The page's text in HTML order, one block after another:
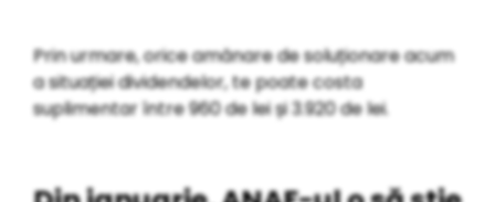
Prin urmare, orice amânare de soluționare acum
a situației dividendelor, te poate costa
suplimentar între 960 de lei și 3.920 de lei.